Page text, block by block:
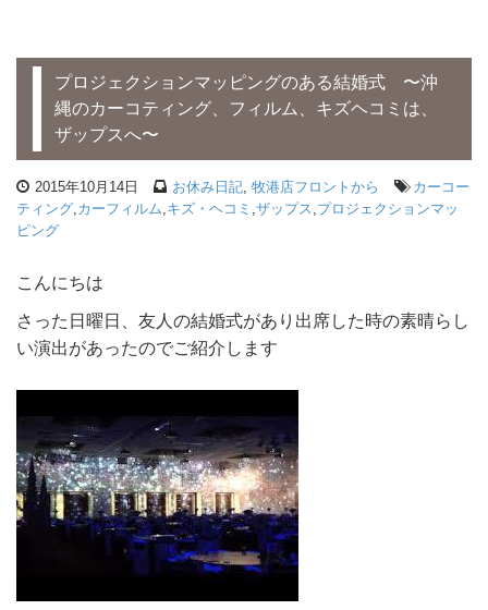
プロジェクションマッピングのある結婚式 〜沖
縄のカーコティング、フィルム、キズヘコミは、
ザップスへ〜
2015年10月14日 お休み日記 牧港店フロントから
カーコー
ティング カーフィルム キズ・ヘコミ ザップス プロジェクションマッ
ピング
こんにちは
さった日曜日、友人の結婚式があり出席した時の素晴らし
い演出があったのでご紹介します